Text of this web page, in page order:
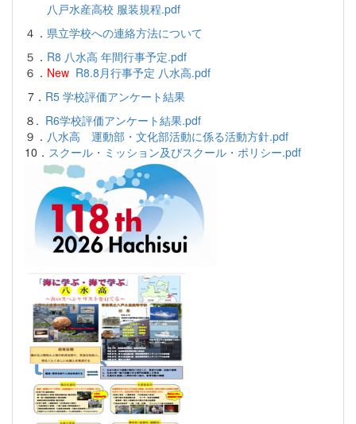
八戸水産高校 服装規程.pdf
４． 県立学校への連絡方法について
５． R8 八水高 年間行事予定.pdf
６． New R8.8月行事予定 八水高.pdf
7． R5 学校評価アンケート結果
８. R6学校評価アンケート結果.pdf
９． 八水高 運動部・文化部活動に係る活動方針.pdf
10． スクール・ミッション及びスクール・ポリシー.pdf